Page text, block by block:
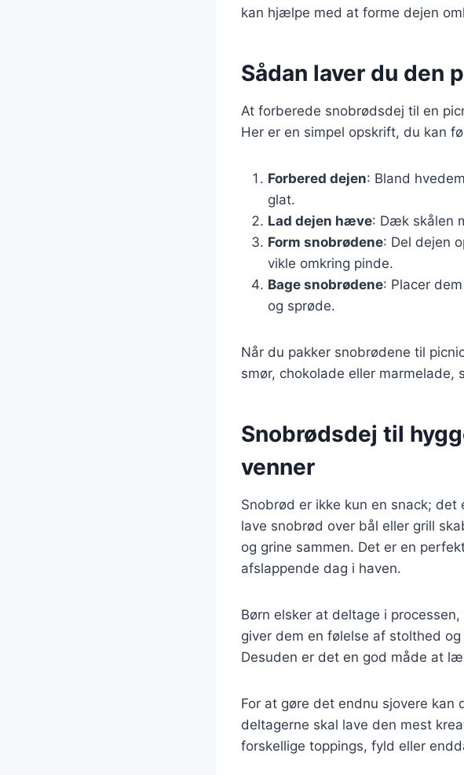
kan hjælpe med at forme dejen
Sådan laver du den
At forberede snobrødsdej til en
Her er en simpel opskrift, du kan
Forbered dejen: Bland
glat.
Lad dejen hæve: Dæk skålen
Form snobrødene: Del dejen
vikle omkring pinde.
Bage snobrødene: Placer
og sprøde.
Når du pakker snobrødene til
smør, chokolade eller marmelade,
Snobrødsdej til
venner
Snobrød er ikke kun en snack;
lave snobrød over bål eller grill
og grine sammen. Det er en
afslappende dag i haven.
Børn elsker at deltage i
giver dem en følelse af stolthed
Desuden er det en god måde at
For at gøre det endnu sjovere kan
deltagerne skal lave den mest
forskellige toppings, fyld eller